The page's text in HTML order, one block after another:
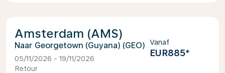
Amsterdam (AMS)
Georgetown (Guyana) (GEO)
05/11/2026 - 19/11/2026
Retour
Vanaf
EUR885*